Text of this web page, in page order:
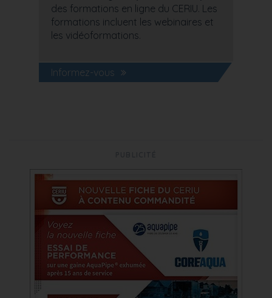
des formations en ligne du CERIU. Les
formations incluent les webinaires et
les vidéoformations.
Informez-vous